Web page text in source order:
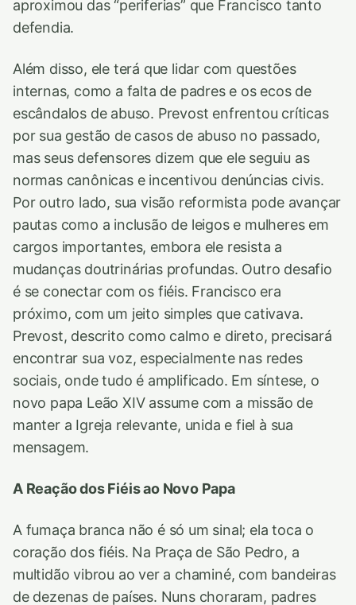
aproximou das “periferias” que Francisco tanto
defendia.
Além disso, ele terá que lidar com questões
internas, como a falta de padres e os ecos de
escândalos de abuso. Prevost enfrentou críticas
por sua gestão de casos de abuso no passado,
mas seus defensores dizem que ele seguiu as
normas canônicas e incentivou denúncias civis.
Por outro lado, sua visão reformista pode avançar
pautas como a inclusão de leigos e mulheres em
cargos importantes, embora ele resista a
mudanças doutrinárias profundas. Outro desafio
é se conectar com os fiéis. Francisco era
próximo, com um jeito simples que cativava.
Prevost, descrito como calmo e direto, precisará
encontrar sua voz, especialmente nas redes
sociais, onde tudo é amplificado. Em síntese, o
novo papa Leão XIV assume com a missão de
manter a Igreja relevante, unida e fiel à sua
mensagem.
A Reação dos Fiéis ao Novo Papa
A fumaça branca não é só um sinal; ela toca o
coração dos fiéis. Na Praça de São Pedro, a
multidão vibrou ao ver a chaminé, com bandeiras
de dezenas de países. Nuns choraram, padres